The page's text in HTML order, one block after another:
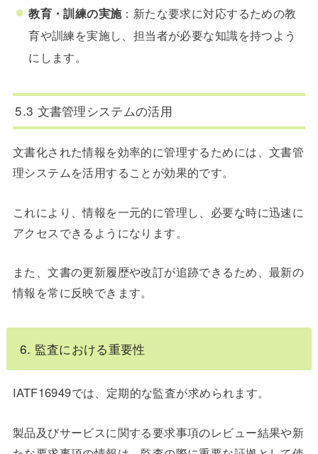
教育・訓練の実施：新たな要求に対応するための教
育や訓練を実施し、担当者が必要な知識を持つよう
にします。
5.3 文書管理システムの活用
文書化された情報を効率的に管理するためには、文書管
理システムを活用することが効果的です。
これにより、情報を一元的に管理し、必要な時に迅速に
アクセスできるようになります。
また、文書の更新履歴や改訂が追跡できるため、最新の
情報を常に反映できます。
6. 監査における重要性
IATF16949では、定期的な監査が求められます。
製品及びサービスに関する要求事項のレビュー結果や新